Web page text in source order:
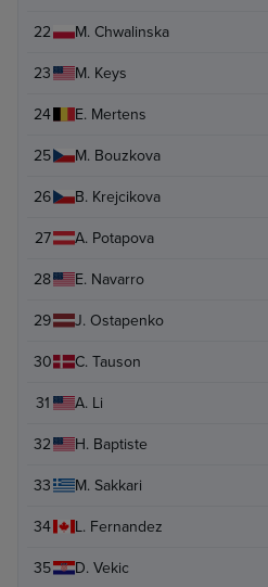
22 M. Chwalinska
23 M. Keys
24 E. Mertens
25 M. Bouzkova
26 B. Krejcikova
27 A. Potapova
28 E. Navarro
29 J. Ostapenko
30 C. Tauson
31 A. Li
32 H. Baptiste
33 M. Sakkari
34 L. Fernandez
35 D. Vekic